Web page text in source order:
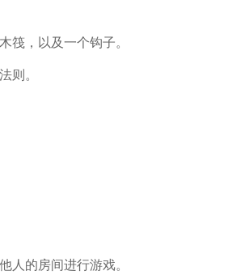
筏，以及一个钩子。
则。
人的房间进行游戏。